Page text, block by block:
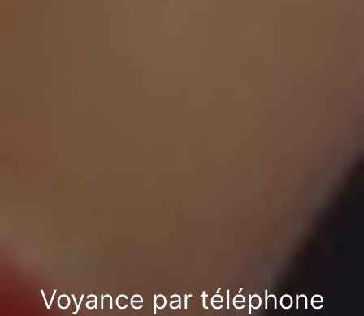
Voyance par téléphone